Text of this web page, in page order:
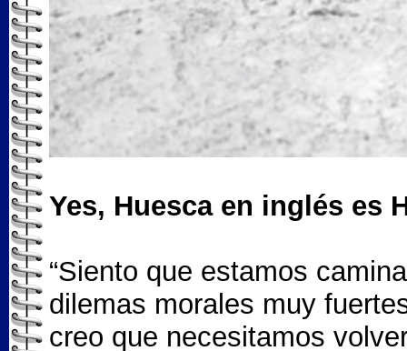
Yes, Huesca en inglés es
“Siento que estamos
dilemas morales muy
creo que necesitamos